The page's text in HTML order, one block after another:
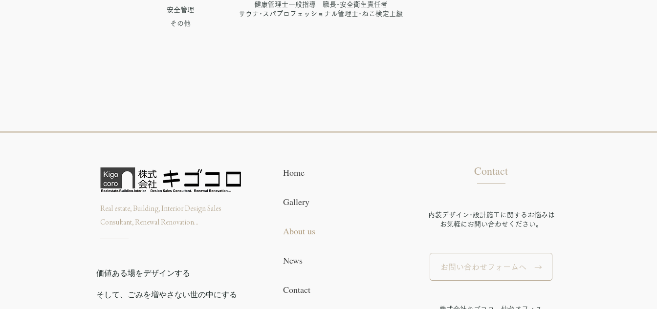
安全管理
​その他
健康管理士一般指導 職長･安全衛生責任者
​サウナ･スパプロフェッショナル管理士･ねこ検定上級
Real estate, Building, Interior Design Sales
Consultant, Renewal Renovation...
価値ある場をデザインする
そして、ごみを増やさない世の中にする
Home
Gallery
About us
News
Contact
​Contact
​内装デザイン･設計施工に関するお悩みは
お気軽にお問い合わせください。
お問い合わせフォームへ →